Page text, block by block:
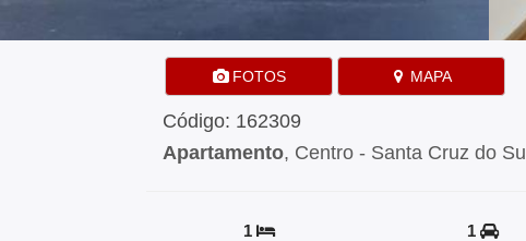
FOTOS MAPA
Código: 162309
Apartamento, Centro - Santa Cruz do Sul
1
1